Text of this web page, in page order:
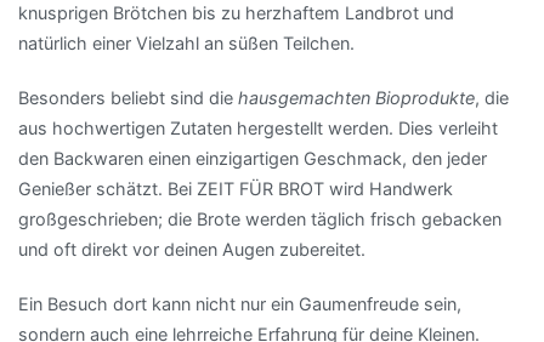
knusprigen Brötchen bis zu herzhaftem Landbrot und
natürlich einer Vielzahl an süßen Teilchen.
Besonders beliebt sind die hausgemachten Bioprodukte, die
aus hochwertigen Zutaten hergestellt werden. Dies verleiht
den Backwaren einen einzigartigen Geschmack, den jeder
Genießer schätzt. Bei ZEIT FÜR BROT wird Handwerk
großgeschrieben; die Brote werden täglich frisch gebacken
und oft direkt vor deinen Augen zubereitet.
Ein Besuch dort kann nicht nur ein Gaumenfreude sein,
sondern auch eine lehrreiche Erfahrung für deine Kleinen.